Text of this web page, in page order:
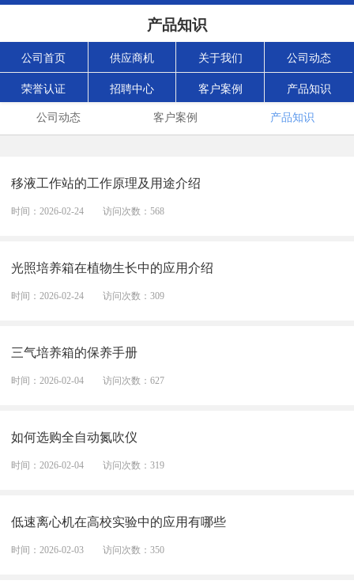
产品知识
公司首页 供应商机 关于我们 公司动态
荣誉认证 招聘中心 客户案例 产品知识
公司动态 客户案例 产品知识
移液工作站的工作原理及用途介绍
时间：2026-02-24 访问次数：568
光照培养箱在植物生长中的应用介绍
时间：2026-02-24 访问次数：309
三气培养箱的保养手册
时间：2026-02-04 访问次数：627
如何选购全自动氮吹仪
时间：2026-02-04 访问次数：319
低速离心机在高校实验中的应用有哪些
时间：2026-02-03 访问次数：350